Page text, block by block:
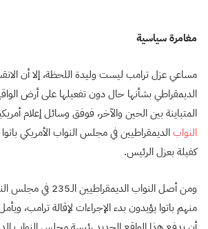
مغامرة سياسية
مساعي عزل ترامب ليست وليدة اللحظة، إلا أن
الديمقراطي بشأنها حال دون تفعيلها على أرض
المتباينة بين الحين والآخر، فوفق وسائل إعلام
النوابالديمقراطيين في مجلس النواب الأمريكي
كفيلة بعزل الرئيس.
منهم باتوا يؤيدون بدء الإجراءات لإقالة ترامب،